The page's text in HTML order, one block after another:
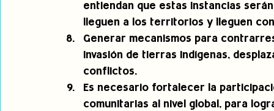
entiendan que estas instancias
lleguen a los territorios y lleguen
Generar mecanismos para
Invasión de tierras indígenas,
conflictos.
Es necesario fortalecer la
comunitarias al nivel global, para